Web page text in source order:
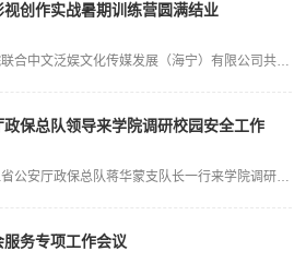
创作实战暑期训练营圆满结业
7月30日，学院联合中文泛娱文化传媒发展（海宁）有限公司共同举办的首期“AI影视创作”实战训练营顺利结业，学院党委副书记胡国庭、中文泛娱创始人李琼雪、长三角（浙江）人工智能研究院秘书长江佩涛等出席结业仪式。本次实训采用“2天行业公开课+3天专项精讲+1个月全程实操”的阶梯式培养方案，面向全院开放招募，共有百余名学生报名参训。中文泛娱派出企业一线骨干师资驻校教学，课程紧贴市场真实项目需求，围绕五大实用创作...
政保总队领导来学院调研校园安全工作
7月30日，浙江省公安厅政保总队蒋华蒙支队长一行来学院调研校园安全工作，嘉兴市公安局领导汪新汉、政保支队支队长黄贤华，海宁市公安局政委钮震山、政保大队负责人、长安派出所负责人陪同调研，学院党委书记童玉玲、副院长张书铭，安保部、平安驿站负责人参加调研。学院领导感谢公安部门对学院校园安全工作给予的大力支持，介绍了学院在平安校园建设、校警共建等方面的工作。相关部门负责人汇报了学院在筑牢意识形态安全防线、...
务专项工作会议